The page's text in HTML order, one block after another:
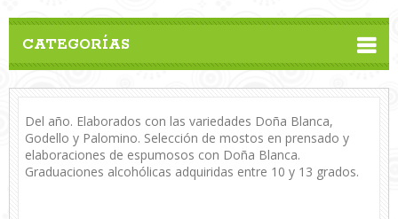
CATEGORÍAS
Del año. Elaborados con las variedades Doña Blanca,
Godello y Palomino. Selección de mostos en prensado y
elaboraciones de espumosos con Doña Blanca.
Graduaciones alcohólicas adquiridas entre 10 y 13 grados.